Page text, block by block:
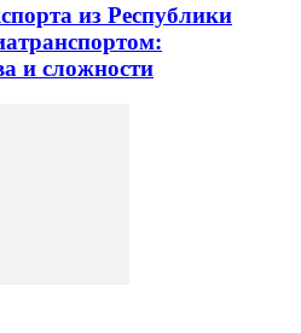
из Республики
и сложности